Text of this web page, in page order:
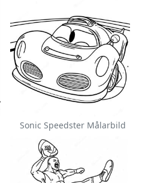
Sonic Speedster Målarbild